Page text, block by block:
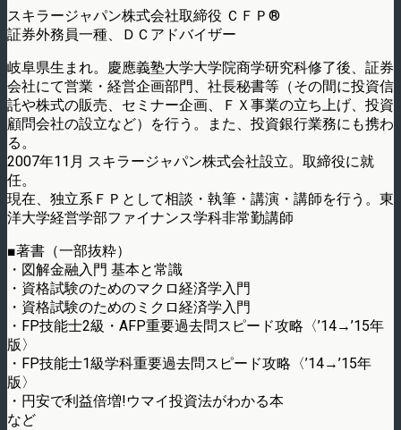
スキラージャパン株式会社取締役 ＣＦＰ®
証券外務員一種、ＤＣアドバイザー
岐阜県生まれ。慶應義塾大学大学院商学研究科修了後、証券
会社にて営業・経営企画部門、社長秘書等（その間に投資信
託や株式の販売、セミナー企画、ＦＸ事業の立ち上げ、投資
顧問会社の設立など）を行う。また、投資銀行業務にも携わ
る。
2007年11月 スキラージャパン株式会社設立。取締役に就
任。
現在、独立系ＦＰとして相談・執筆・講演・講師を行う。東
洋大学経営学部ファイナンス学科非常勤講師
■著書（一部抜粋）
・図解金融入門 基本と常識
・資格試験のためのマクロ経済学入門
・資格試験のためのミクロ経済学入門
・FP技能士2級・AFP重要過去問スピード攻略〈’14→’15年
版〉
・FP技能士1級学科重要過去問スピード攻略〈’14→’15年
版〉
・円安で利益倍増!ウマイ投資法がわかる本
など